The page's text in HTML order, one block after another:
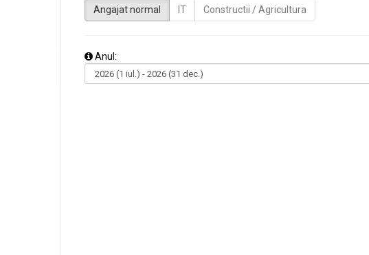
Angajat normal IT Constructii / Agricultura
Anul: